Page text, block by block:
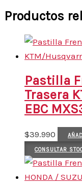
Productos
Pastilla
Trasera
EBC
$39.990
CONSULTAR